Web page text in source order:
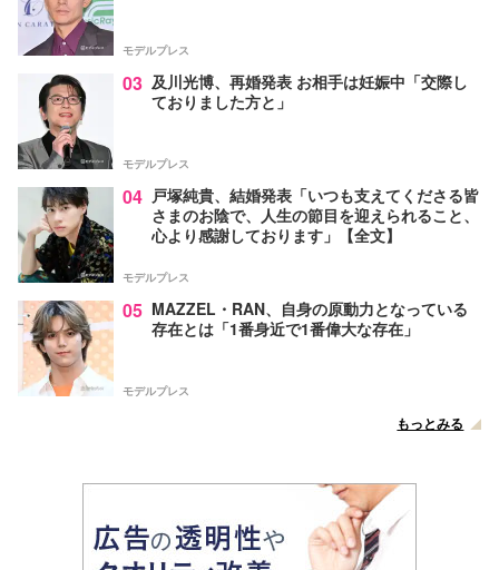
モデルプレス
03 及川光博、再婚発表 お相手は妊娠中「交際し
ておりました方と」
モデルプレス
04 戸塚純貴、結婚発表「いつも支えてくださる皆
さまのお陰で、人生の節目を迎えられること、
心より感謝しております」【全文】
モデルプレス
05 MAZZEL・RAN、自身の原動力となっている
存在とは「1番身近で1番偉大な存在」
モデルプレス
もっとみる